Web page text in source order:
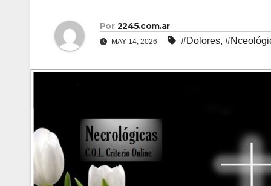
Por 2245.com.ar
MAY 14, 2026 #Dolores,